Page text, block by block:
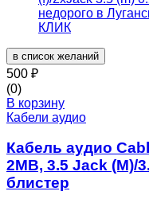
в список желаний
500 ₽
(0)
В корзину
Кабели аудио
Кабель аудио
2MB, 3.5 Jack (M)/
блистер